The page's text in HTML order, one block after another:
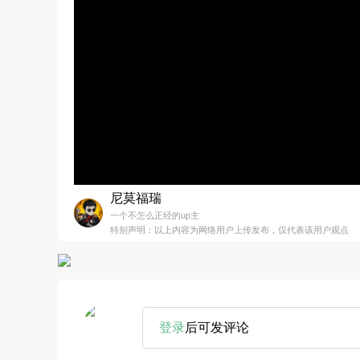
尼莫福瑞
一个不怎么正经的up主
特别声明：以上内容为网络用户上传发布，仅代表该用户观点
登录后可发评论